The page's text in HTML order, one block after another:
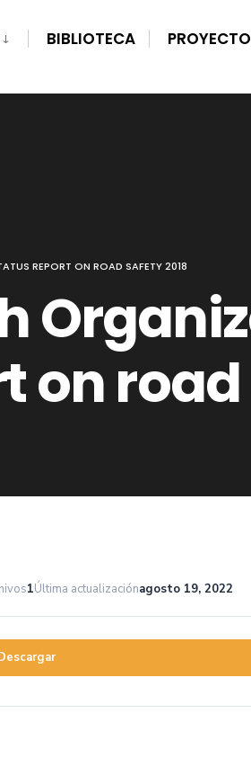
BIBLIOTECA
REPORT ON ROAD SAFETY 2018
on road
1Última actualizaciónagosto 19, 2022